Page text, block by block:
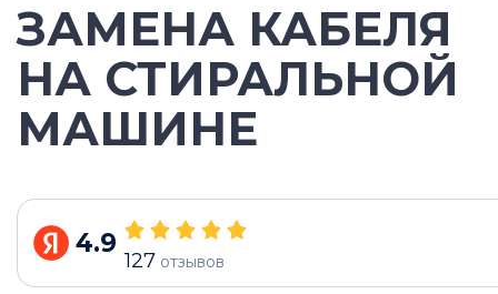
ЗАМЕНА КАБЕЛЯ
НА СТИРАЛЬНОЙ
МАШИНЕ
4.9
127 отзывов